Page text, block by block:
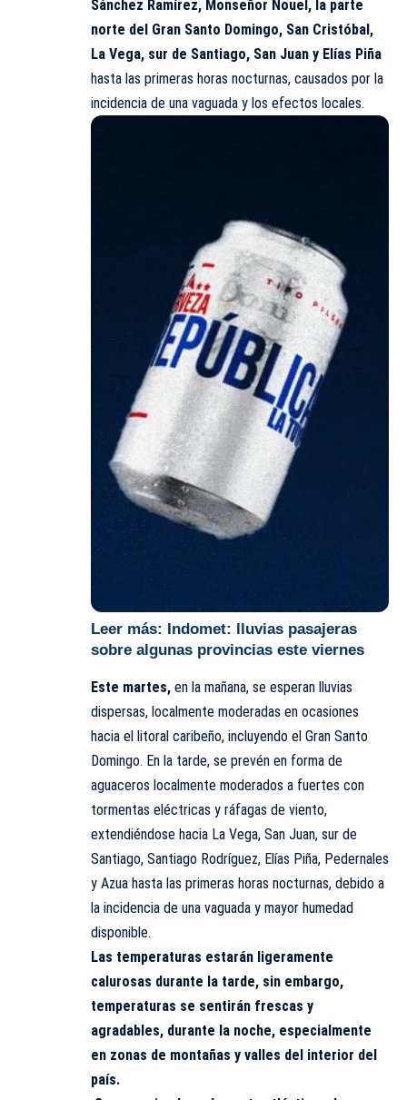
Sánchez Ramírez, Monseñor Nouel, la parte
norte del Gran Santo Domingo, San Cristóbal,
La Vega, sur de Santiago, San Juan y Elías Piña
hasta las primeras horas nocturnas, causados por la
incidencia de una vaguada y los efectos locales.
Leer más:
Indomet: lluvias pasajeras
sobre algunas provincias este viernes
Este martes, en la mañana, se esperan lluvias
dispersas, localmente moderadas en ocasiones
hacia el litoral caribeño, incluyendo el Gran Santo
Domingo. En la tarde, se prevén en forma de
aguaceros localmente moderados a fuertes con
tormentas eléctricas y ráfagas de viento,
extendiéndose hacia La Vega, San Juan, sur de
Santiago, Santiago Rodríguez, Elías Piña, Pedernales
y Azua hasta las primeras horas nocturnas, debido a
la incidencia de una vaguada y mayor humedad
disponible.
Las temperaturas estarán ligeramente
calurosas durante la tarde, sin embargo,
temperaturas se sentirán frescas y
agradables, durante la noche, especialmente
en zonas de montañas y valles del interior del
país.